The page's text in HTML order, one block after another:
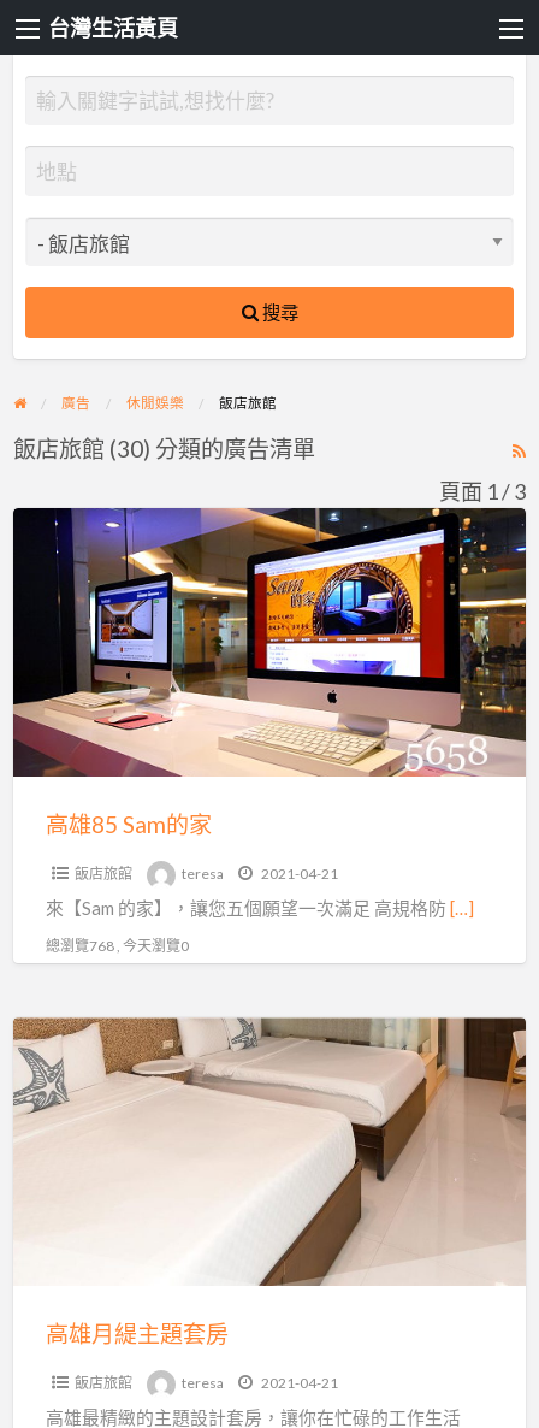
台灣生活黃頁
搜尋
廣告 休閒娛樂 飯店旅館
飯店旅館 (30) 分類的廣告清單
頁面 1 / 3
高雄85 Sam的家
飯店旅館 teresa 2021-04-21
來【Sam 的家】，讓您五個願望一次滿足 高規格防 […]
總瀏覽768 , 今天瀏覽0
高
雄
月
緹
高雄月緹主題套房
飯店旅館 teresa 2021-04-21
高雄最精緻的主題設計套房，讓你在忙碌的工作生活